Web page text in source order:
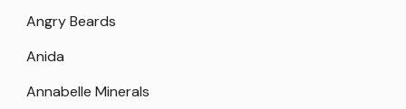
Angry Beards
Anida
Annabelle Minerals